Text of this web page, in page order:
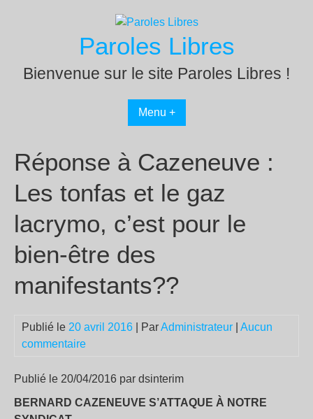
Paroles Libres
Bienvenue sur le site Paroles Libres !
Menu +
Réponse à Cazeneuve :
Les tonfas et le gaz
lacrymo, c’est pour le
bien-être des
manifestants??
Publié le 20 avril 2016 | ParAdministrateur
Aucun
commentaire
Publié le 20/04/2016 par dsinterim
BERNARD CAZENEUVE S’ATTAQUE À NOTRE